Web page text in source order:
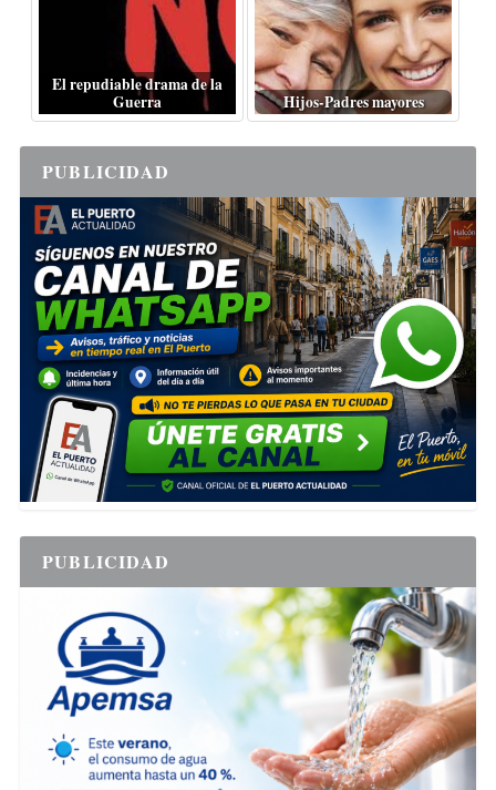
El repudiable drama de la
Guerra
Hijos-Padres mayores
PUBLICIDAD
PUBLICIDAD